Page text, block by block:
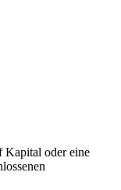
Kapital oder eine